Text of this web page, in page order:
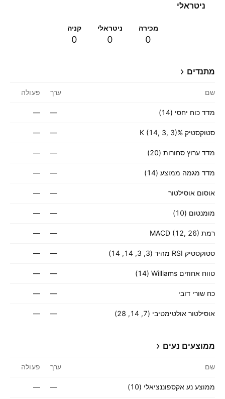
ניטראלי
מכירה
0
ניטראלי
0
קניה
0
מתנדים
שם ערך פעולה
מדד כוח יחסי (14) —
—
סטוקסטיק %K (14, 3, 3) —
—
מדד ערוץ סחורות (20) —
—
מדד מגמה ממוצע (14) —
—
אוסום אוסילטור —
—
מומנטום (10) —
—
רמת MACD (12, 26) —
—
סטוקסטיק RSI מהיר (3, 3, 14, 14) —
—
טווח אחוזים Williams ‏(14) —
—
כח שורי דובי —
—
אוסילטור אולטימטיבי (7, 14, 28) —
—
ממוצעים נעים
שם ערך פעולה
ממוצע נע אקספוננציאלי (10) —
—